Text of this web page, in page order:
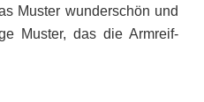
Muster wunderschön und
Muster, das die Armreif-